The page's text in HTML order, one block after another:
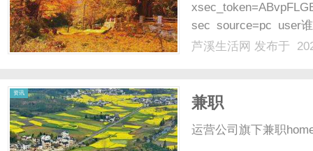
sec_source=pc_user
万”的新闻？！好好的
芦溪生活网 发布于
资讯
兼职
运营公司旗下兼职